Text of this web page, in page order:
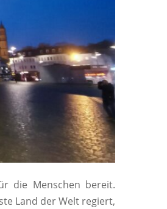
die Menschen bereit.
Land der Welt regiert,